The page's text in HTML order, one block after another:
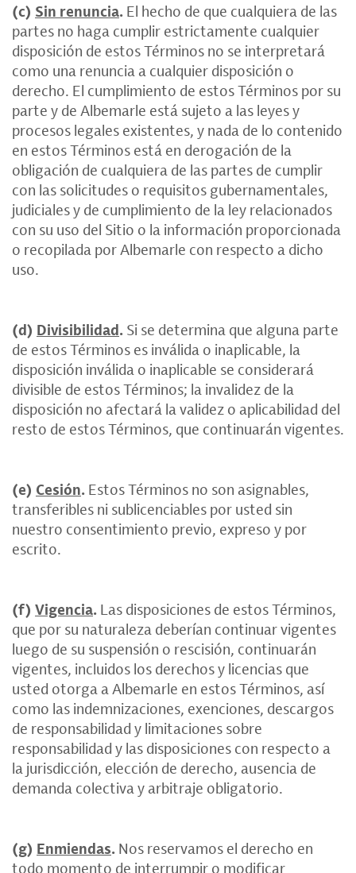
(c) Sin renuncia. El hecho de que cualquiera de las
partes no haga cumplir estrictamente cualquier
disposición de estos Términos no se interpretará
como una renuncia a cualquier disposición o
derecho. El cumplimiento de estos Términos por su
parte y de Albemarle está sujeto a las leyes y
procesos legales existentes, y nada de lo contenido
en estos Términos está en derogación de la
obligación de cualquiera de las partes de cumplir
con las solicitudes o requisitos gubernamentales,
judiciales y de cumplimiento de la ley relacionados
con su uso del Sitio o la información proporcionada
o recopilada por Albemarle con respecto a dicho
uso.
(d) Divisibilidad. Si se determina que alguna parte
de estos Términos es inválida o inaplicable, la
disposición inválida o inaplicable se considerará
divisible de estos Términos; la invalidez de la
disposición no afectará la validez o aplicabilidad del
resto de estos Términos, que continuarán vigentes.
(e) Cesión. Estos Términos no son asignables,
transferibles ni sublicenciables por usted sin
nuestro consentimiento previo, expreso y por
escrito.
(f) Vigencia. Las disposiciones de estos Términos,
que por su naturaleza deberían continuar vigentes
luego de su suspensión o rescisión, continuarán
vigentes, incluidos los derechos y licencias que
usted otorga a Albemarle en estos Términos, así
como las indemnizaciones, exenciones, descargos
de responsabilidad y limitaciones sobre
responsabilidad y las disposiciones con respecto a
la jurisdicción, elección de derecho, ausencia de
demanda colectiva y arbitraje obligatorio.
(g) Enmiendas. Nos reservamos el derecho en
todo momento de interrumpir o modificar